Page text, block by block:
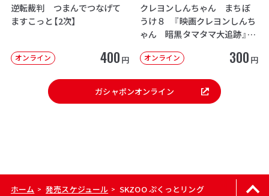
逆転裁判 つまんでつなげて
ますこっと【2次】
オンライン 400 円
クレヨンしんちゃん まちぼ
うけ８ 『映画クレヨンしんち
ゃん 暗黒タマタマ大追跡』【2
オンライン 300 円
ガシャポンオンライン
ホーム > 発売スケジュール > SKZOO ぷくっとリング